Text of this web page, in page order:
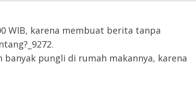
WIB, karena membuat berita tanpa
pungli di rumah makannya, karena